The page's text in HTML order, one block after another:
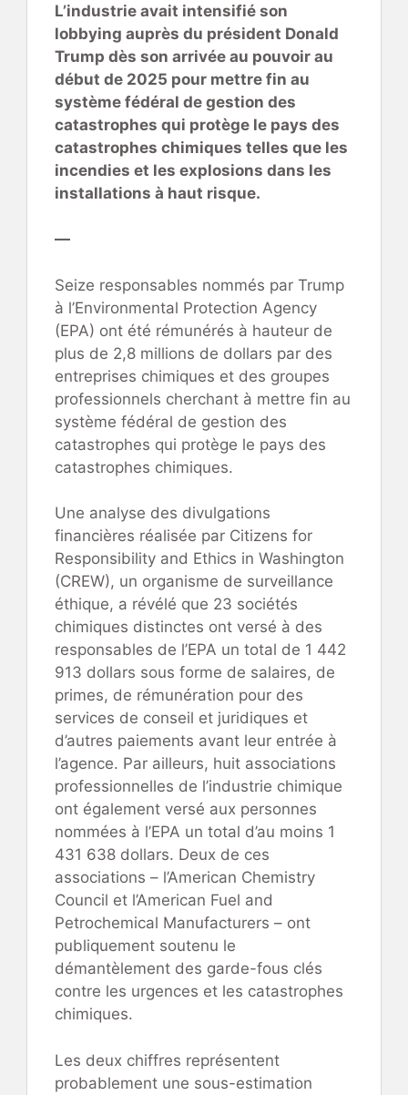
L’industrie avait intensifié son
lobbying auprès du président Donald
Trump dès son arrivée au pouvoir au
début de 2025 pour mettre fin au
système fédéral de gestion des
catastrophes qui protège le pays des
catastrophes chimiques telles que les
incendies et les explosions dans les
installations à haut risque.
—
Seize responsables nommés par Trump
à l’Environmental Protection Agency
(EPA) ont été rémunérés à hauteur de
plus de 2,8 millions de dollars par des
entreprises chimiques et des groupes
professionnels cherchant à mettre fin au
système fédéral de gestion des
catastrophes qui protège le pays des
catastrophes chimiques.
Une analyse des divulgations
financières réalisée par Citizens for
Responsibility and Ethics in Washington
(CREW), un organisme de surveillance
éthique, a révélé que 23 sociétés
chimiques distinctes ont versé à des
responsables de l’EPA un total de 1 442
913 dollars sous forme de salaires, de
primes, de rémunération pour des
services de conseil et juridiques et
d’autres paiements avant leur entrée à
l’agence. Par ailleurs, huit associations
professionnelles de l’industrie chimique
ont également versé aux personnes
nommées à l’EPA un total d’au moins 1
431 638 dollars. Deux de ces
associations – l’American Chemistry
Council et l’American Fuel and
Petrochemical Manufacturers – ont
publiquement soutenu le
démantèlement des garde-fous clés
contre les urgences et les catastrophes
chimiques.
Les deux chiffres représentent
probablement une sous-estimation